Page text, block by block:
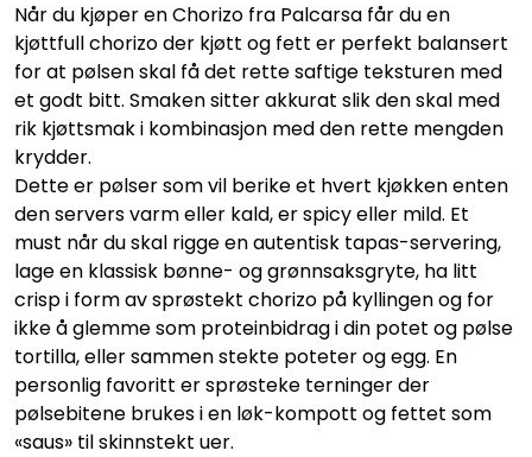
Når du kjøper en Chorizo fra Palcarsa får du en
kjøttfull chorizo der kjøtt og fett er perfekt balansert
for at pølsen skal få det rette saftige teksturen med
et godt bitt. Smaken sitter akkurat slik den skal med
rik kjøttsmak i kombinasjon med den rette mengden
krydder.
Dette er pølser som vil berike et hvert kjøkken enten
den servers varm eller kald, er spicy eller mild. Et
must når du skal rigge en autentisk tapas-servering,
lage en klassisk bønne- og grønnsaksgryte, ha litt
crisp i form av sprøstekt chorizo på kyllingen og for
ikke å glemme som proteinbidrag i din potet og pølse
tortilla, eller sammen stekte poteter og egg. En
personlig favoritt er sprøsteke terninger der
pølsebitene brukes i en løk-kompott og fettet som
«saus» til skinnstekt uer.